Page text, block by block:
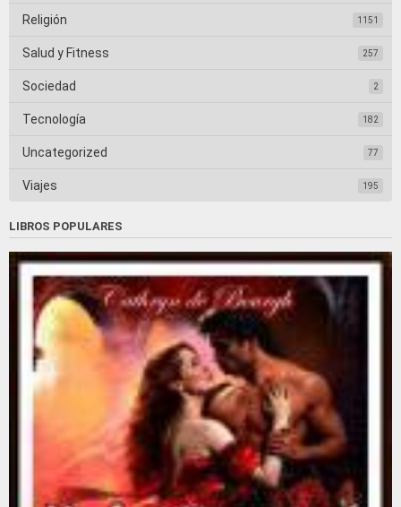
Religión 1151
Salud y Fitness 257
Sociedad 2
Tecnología 182
Uncategorized 77
Viajes 195
LIBROS POPULARES